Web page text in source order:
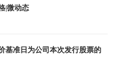
|微动态
基准日为公司本次发行股票的